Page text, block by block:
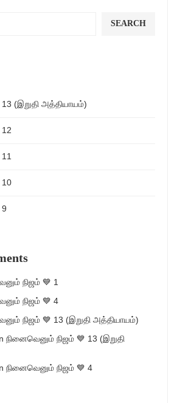
SEARCH
(இறுதி அத்தியாயம்)
நிஜம் 💙 1
நிஜம் 💙 4
நிஜம் 💙 13 (இறுதி அத்தியாயம்)
நினைவெனும் நிஜம் 💙 13 (இறுதி
நினைவெனும் நிஜம் 💙 4